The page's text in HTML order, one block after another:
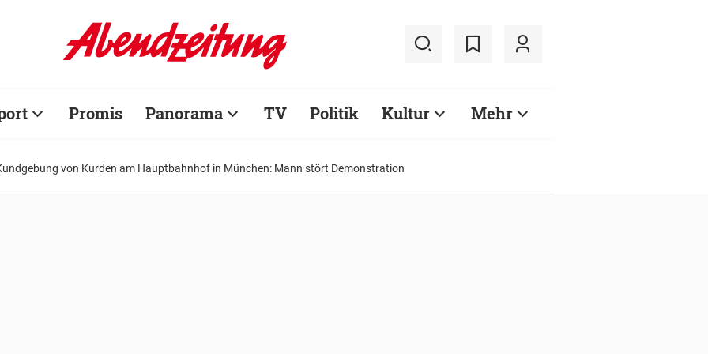
Promis Panorama TV Politik Kultur Mehr
von Kurden am Hauptbahnhof in München: Mann stört Demonstration